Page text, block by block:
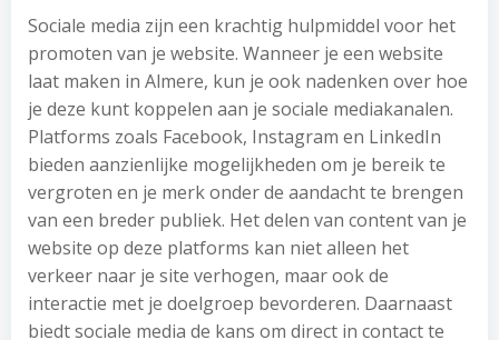
Sociale media zijn een krachtig hulpmiddel voor het
promoten van je website. Wanneer je een website
laat maken in Almere, kun je ook nadenken over hoe
je deze kunt koppelen aan je sociale mediakanalen.
Platforms zoals Facebook, Instagram en LinkedIn
bieden aanzienlijke mogelijkheden om je bereik te
vergroten en je merk onder de aandacht te brengen
van een breder publiek. Het delen van content van je
website op deze platforms kan niet alleen het
verkeer naar je site verhogen, maar ook de
interactie met je doelgroep bevorderen. Daarnaast
biedt sociale media de kans om direct in contact te